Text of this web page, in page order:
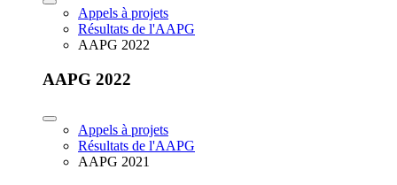
Appels à projets
Résultats de l'AAPG
AAPG 2022
AAPG 2022
Appels à projets
Résultats de l'AAPG
AAPG 2021